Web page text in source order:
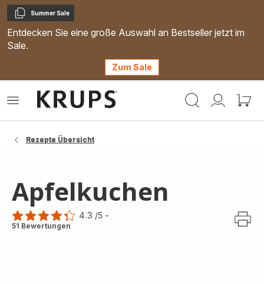
Kopieren
Summer Sale
Entdecken Sie eine große Auswahl an Bestseller jetzt im
Sale.
Zum Sale
Mein
Mein
Das
Rezepte Übersicht
Apfelkuchen
ratings.4.3
4.3 /5 -
51 Bewertungen